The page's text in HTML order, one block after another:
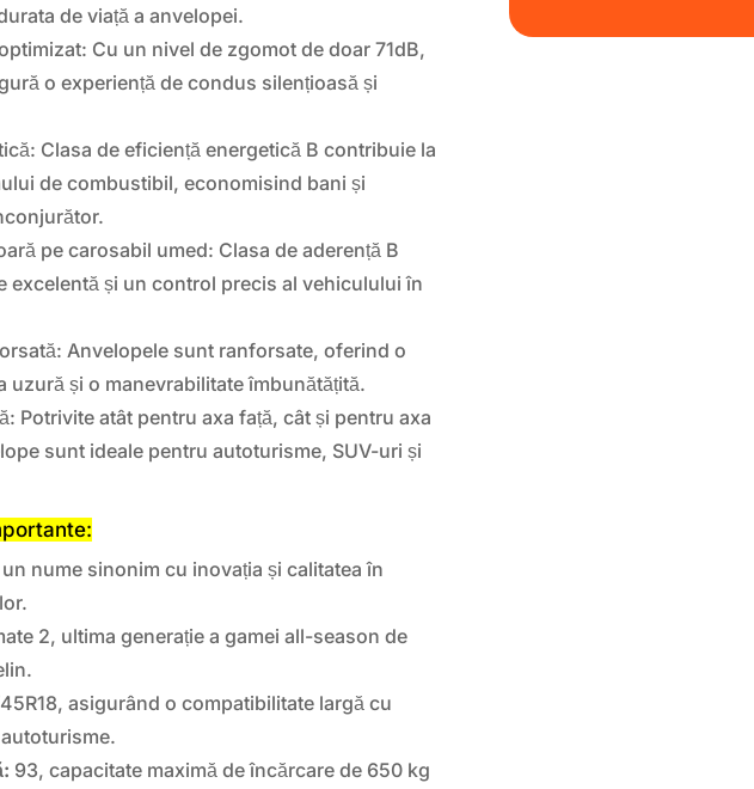
de viață a anvelopei.
Cu un nivel de zgomot de doar 71dB,
o experiență de condus silențioasă și
Clasa de eficiență energetică B contribuie la
de combustibil, economisind bani și
pe carosabil umed: Clasa de aderență B
excelentă și un control precis al vehiculului în
Anvelopele sunt ranforsate, oferind o
uzură și o manevrabilitate îmbunătățită.
Potrivite atât pentru axa față, cât și pentru axa
sunt ideale pentru autoturisme, SUV-uri și
nume sinonim cu inovația și calitatea în
2, ultima generație a gamei all-season de
asigurând o compatibilitate largă cu
93, capacitate maximă de încărcare de 650 kg